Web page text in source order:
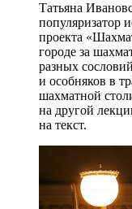
Татьяна
популяризатор
проекта
городе за
разных
и особняков в
шахматной
на другой
на текст.